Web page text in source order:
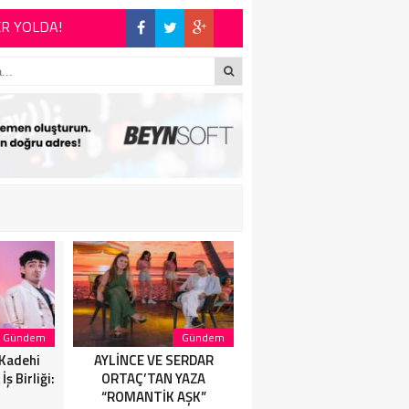
çıkmıştı
DÜNYASININ
BÜYÜK ALKIŞ
Gündem
Birliği:
Gündem
AYLİNCE VE SERDAR
ORTAÇ’TAN YAZA
“ROMANTİK AŞK”